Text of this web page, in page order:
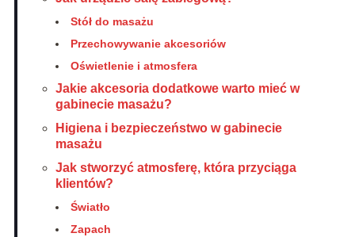
Stół do masażu
Przechowywanie akcesoriów
Oświetlenie i atmosfera
Jakie akcesoria dodatkowe warto mieć w
gabinecie masażu?
Higiena i bezpieczeństwo w gabinecie
masażu
Jak stworzyć atmosferę, która przyciąga
klientów?
Światło
Zapach